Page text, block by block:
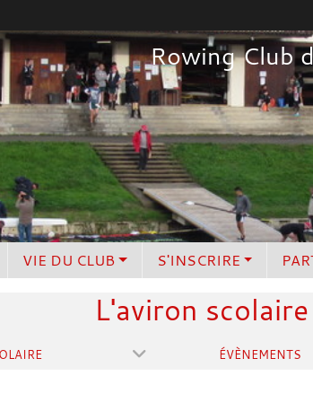
Rowing Club
VIE DU CLUB S'INSCRIRE
L'aviron scolaire
ÉVÈNEMENTS